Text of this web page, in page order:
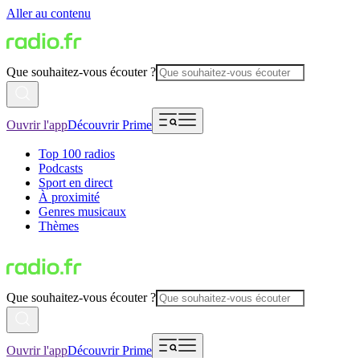
Aller au contenu
Que souhaitez-vous écouter ?
Ouvrir l'appDécouvrir Prime
Top 100 radios
Podcasts
Sport en direct
À proximité
Genres musicaux
Thèmes
Que souhaitez-vous écouter ?
Ouvrir l'appDécouvrir Prime